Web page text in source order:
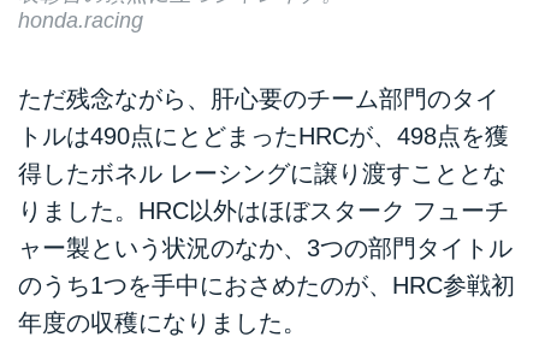
honda.racing
ただ残念ながら、肝心要のチーム部門のタイ
トルは490点にとどまったHRCが、498点を獲
得したボネル レーシングに譲り渡すこととな
りました。HRC以外はほぼスターク フューチ
ャー製という状況のなか、3つの部門タイトル
のうち1つを手中におさめたのが、HRC参戦初
年度の収穫になりました。